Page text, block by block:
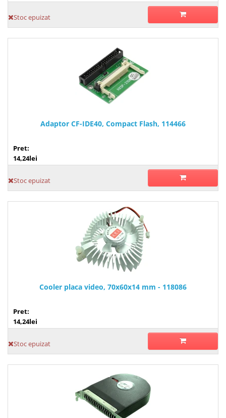
Stoc epuizat
Adaptor CF-IDE40, Compact Flash, 114466
Pret:
14,24lei
Stoc epuizat
Cooler placa video, 70x60x14 mm - 118086
Pret:
14,24lei
Stoc epuizat